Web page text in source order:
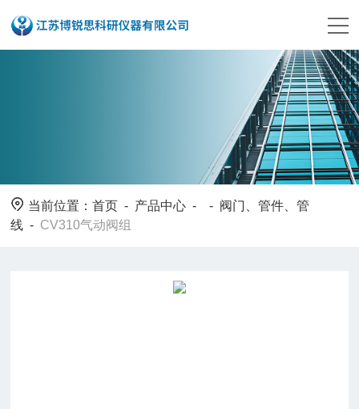
当前位置：首页 - 产品中心 - - 阀门、管件、管
线 - CV310气动阀组